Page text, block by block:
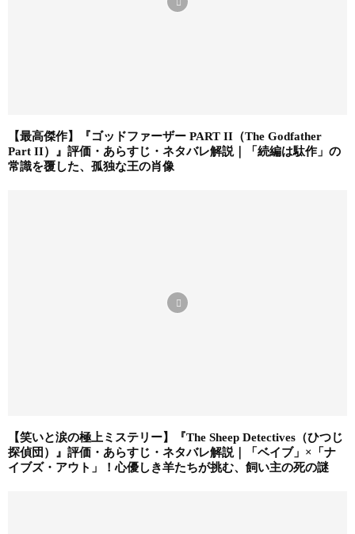
【最高傑作】『ゴッドファーザー PART II（The Godfather
Part II）』評価・あらすじ・ネタバレ解説｜「続編は駄作」の
常識を覆した、孤独な王の肖像
【笑いと涙の極上ミステリー】『The Sheep Detectives（ひつじ
探偵団）』評価・あらすじ・ネタバレ解説｜「ベイブ」×「ナ
イブズ・アウト」！心優しき羊たちが挑む、飼い主の死の謎